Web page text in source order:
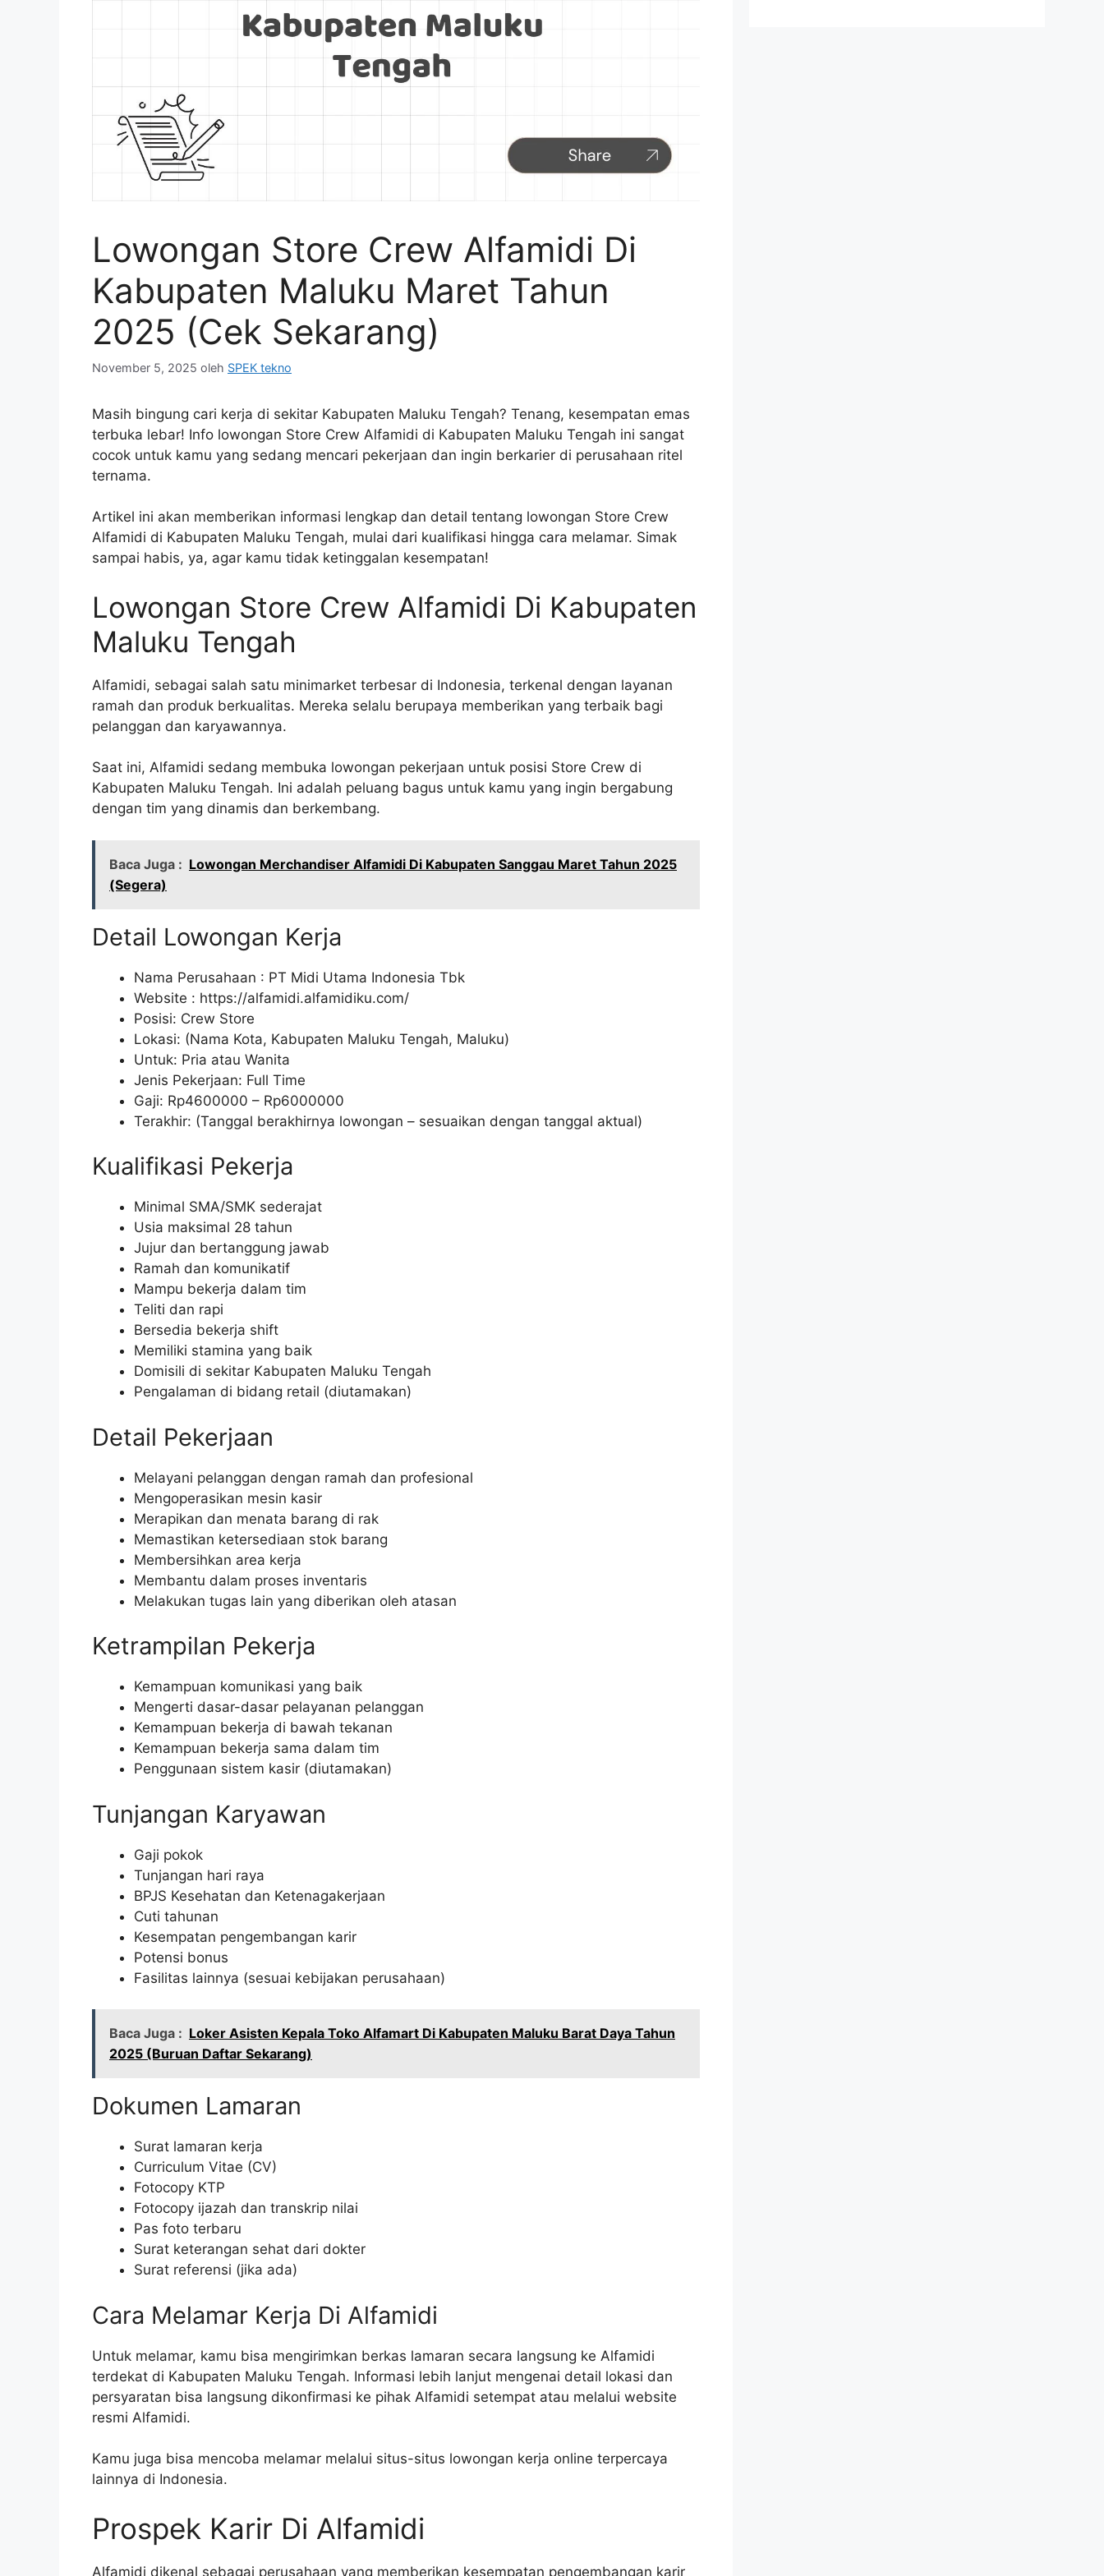
Lowongan Store Crew Alfamidi Di
Kabupaten Maluku Maret Tahun
2025 (Cek Sekarang)
November 5, 2025 oleh SPEK tekno
Masih bingung cari kerja di sekitar Kabupaten Maluku Tengah? Tenang, kesempatan emas
terbuka lebar! Info lowongan Store Crew Alfamidi di Kabupaten Maluku Tengah ini sangat
cocok untuk kamu yang sedang mencari pekerjaan dan ingin berkarier di perusahaan ritel
ternama.
Artikel ini akan memberikan informasi lengkap dan detail tentang lowongan Store Crew
Alfamidi di Kabupaten Maluku Tengah, mulai dari kualifikasi hingga cara melamar. Simak
sampai habis, ya, agar kamu tidak ketinggalan kesempatan!
Lowongan Store Crew Alfamidi Di Kabupaten
Maluku Tengah
Alfamidi, sebagai salah satu minimarket terbesar di Indonesia, terkenal dengan layanan
ramah dan produk berkualitas. Mereka selalu berupaya memberikan yang terbaik bagi
pelanggan dan karyawannya.
Saat ini, Alfamidi sedang membuka lowongan pekerjaan untuk posisi Store Crew di
Kabupaten Maluku Tengah. Ini adalah peluang bagus untuk kamu yang ingin bergabung
dengan tim yang dinamis dan berkembang.
Baca Juga : Lowongan Merchandiser Alfamidi Di Kabupaten Sanggau Maret Tahun 2025
(Segera)
Detail Lowongan Kerja
Nama Perusahaan : PT Midi Utama Indonesia Tbk
Website : https://alfamidi.alfamidiku.com/
Posisi: Crew Store
Lokasi: (Nama Kota, Kabupaten Maluku Tengah, Maluku)
Untuk: Pria atau Wanita
Jenis Pekerjaan: Full Time
Gaji: Rp4600000 – Rp6000000
Terakhir: (Tanggal berakhirnya lowongan – sesuaikan dengan tanggal aktual)
Kualifikasi Pekerja
Minimal SMA/SMK sederajat
Usia maksimal 28 tahun
Jujur dan bertanggung jawab
Ramah dan komunikatif
Mampu bekerja dalam tim
Teliti dan rapi
Bersedia bekerja shift
Memiliki stamina yang baik
Domisili di sekitar Kabupaten Maluku Tengah
Pengalaman di bidang retail (diutamakan)
Detail Pekerjaan
Melayani pelanggan dengan ramah dan profesional
Mengoperasikan mesin kasir
Merapikan dan menata barang di rak
Memastikan ketersediaan stok barang
Membersihkan area kerja
Membantu dalam proses inventaris
Melakukan tugas lain yang diberikan oleh atasan
Ketrampilan Pekerja
Kemampuan komunikasi yang baik
Mengerti dasar-dasar pelayanan pelanggan
Kemampuan bekerja di bawah tekanan
Kemampuan bekerja sama dalam tim
Penggunaan sistem kasir (diutamakan)
Tunjangan Karyawan
Gaji pokok
Tunjangan hari raya
BPJS Kesehatan dan Ketenagakerjaan
Cuti tahunan
Kesempatan pengembangan karir
Potensi bonus
Fasilitas lainnya (sesuai kebijakan perusahaan)
Baca Juga : Loker Asisten Kepala Toko Alfamart Di Kabupaten Maluku Barat Daya Tahun
2025 (Buruan Daftar Sekarang)
Dokumen Lamaran
Surat lamaran kerja
Curriculum Vitae (CV)
Fotocopy KTP
Fotocopy ijazah dan transkrip nilai
Pas foto terbaru
Surat keterangan sehat dari dokter
Surat referensi (jika ada)
Cara Melamar Kerja Di Alfamidi
Untuk melamar, kamu bisa mengirimkan berkas lamaran secara langsung ke Alfamidi
terdekat di Kabupaten Maluku Tengah. Informasi lebih lanjut mengenai detail lokasi dan
persyaratan bisa langsung dikonfirmasi ke pihak Alfamidi setempat atau melalui website
resmi Alfamidi.
Kamu juga bisa mencoba melamar melalui situs-situs lowongan kerja online terpercaya
lainnya di Indonesia.
Prospek Karir Di Alfamidi
Alfamidi dikenal sebagai perusahaan yang memberikan kesempatan pengembangan karir